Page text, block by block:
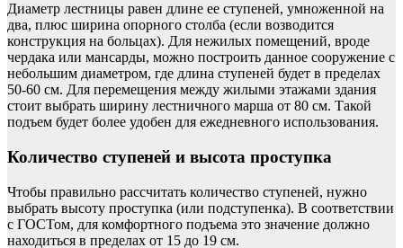
Диаметр лестницы равен длине ее ступеней, умноженной на
два, плюс ширина опорного столба (если возводится
конструкция на больцах). Для нежилых помещений, вроде
чердака или мансарды, можно построить данное сооружение с
небольшим диаметром, где длина ступеней будет в пределах
50-60 см. Для перемещения между жилыми этажами здания
стоит выбрать ширину лестничного марша от 80 см. Такой
подъем будет более удобен для ежедневного использования.
Количество ступеней и высота проступка
Чтобы правильно рассчитать количество ступеней, нужно
выбрать высоту проступка (или подступенка). В соответствии
с ГОСТом, для комфортного подъема это значение должно
находиться в пределах от 15 до 19 см.